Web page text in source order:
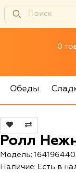
0
Обеды
Ролл
Модель:
Наличие: Есть в